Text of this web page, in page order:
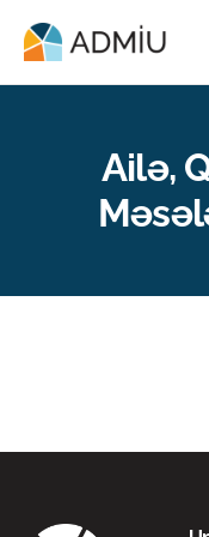
Universitet
Tədbirlər
Ailə,